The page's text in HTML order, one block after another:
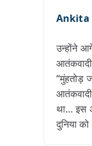
Ankita
उन्होंने
“मुंहतोड़
था… इस
दुनिया